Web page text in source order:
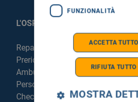
L'OSPEDALE
Reparti e Servizi
Prericovero e Hospitalist
Ambulatori
Personale
Check Up
FUNZIONALITÀ
ACCETTA TUTTO
RIFIUTA TUTTO
MOSTRA